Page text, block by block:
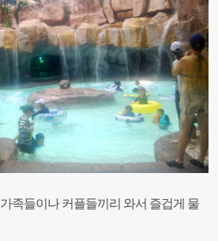
가족들이나 커플들끼리 와서 즐겁게 물